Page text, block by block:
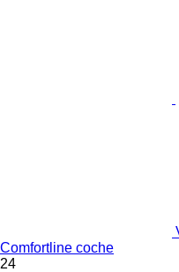
Comfortline coche
24